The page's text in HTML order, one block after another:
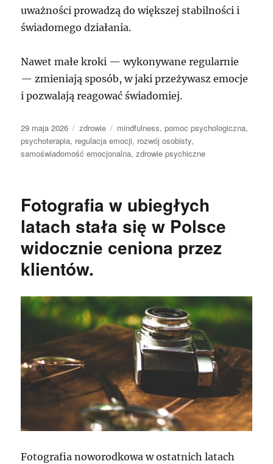
uważności prowadzą do większej stabilności i
świadomego działania.
Nawet małe kroki — wykonywane regularnie
— zmieniają sposób, w jaki przeżywasz emocje
i pozwalają reagować świadomiej.
Data
publikacji
29 maja 2026 Kategorie
zdrowie Tagi
mindfulness,pomoc psychologiczna,
psychoterapia, regulacja emocji, rozwój osobisty,
samoświadomość emocjonalna,zdrowie psychiczne
Fotografia w ubiegłych
latach stała się w Polsce
widocznie ceniona przez
klientów.
Fotografia noworodkowa w ostatnich latach